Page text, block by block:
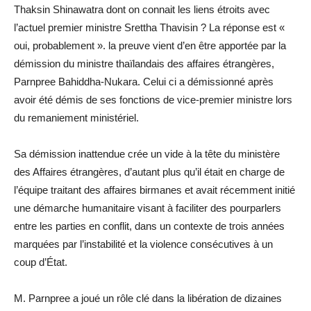
Thaksin Shinawatra dont on connait les liens étroits avec
l’actuel premier ministre Srettha Thavisin ? La réponse est «
oui, probablement ». la preuve vient d’en être apportée par la
démission du ministre thaïlandais des affaires étrangères,
Parnpree Bahiddha-Nukara. Celui ci a démissionné après
avoir été démis de ses fonctions de vice-premier ministre lors
du remaniement ministériel.
Sa démission inattendue crée un vide à la tête du ministère
des Affaires étrangères, d’autant plus qu’il était en charge de
l’équipe traitant des affaires birmanes et avait récemment initié
une démarche humanitaire visant à faciliter des pourparlers
entre les parties en conflit, dans un contexte de trois années
marquées par l’instabilité et la violence consécutives à un
coup d’État.
M. Parnpree a joué un rôle clé dans la libération de dizaines